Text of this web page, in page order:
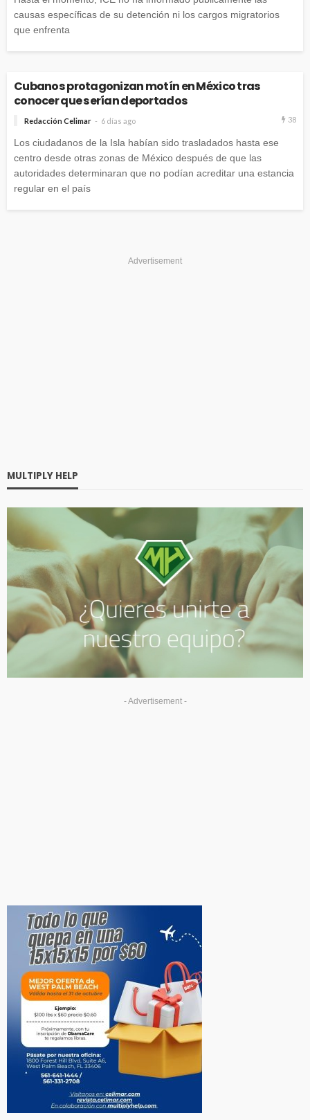
causas específicas de su detención ni los cargos migratorios
que enfrenta
Cubanos protagonizan motín en México tras
conocer que serían deportados
Redacción Celimar 6 días ago 38
Los ciudadanos de la Isla habían sido trasladados hasta ese
centro desde otras zonas de México después de que las
autoridades determinaran que no podían acreditar una estancia
regular en el país
Advertisement
MULTIPLY HELP
- Advertisement -